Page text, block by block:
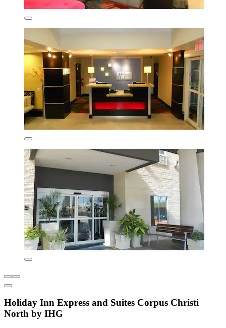
Holiday Inn Express and Suites Corpus Christi
North by IHG